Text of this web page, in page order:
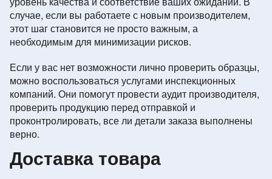
случае, если вы работаете с новым производителем,
этот шаг становится не просто важным, а
необходимым для минимизации рисков.
Если у вас нет возможности лично проверить образцы,
можно воспользоваться услугами инспекционных
компаний. Они помогут провести аудит производителя,
проверить продукцию перед отправкой и
проконтролировать, все ли детали заказа выполнены
верно.
Доставка товара